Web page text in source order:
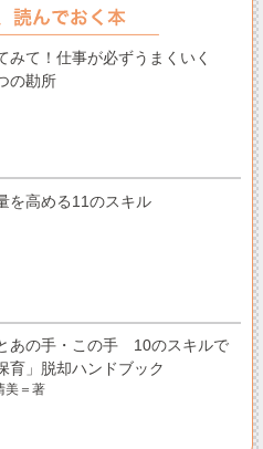
みて！仕事が必ずうまくいく
の勘所
を高める11のスキル
あの手・この手 10のスキルで
育」脱却ハンドブック
美＝著